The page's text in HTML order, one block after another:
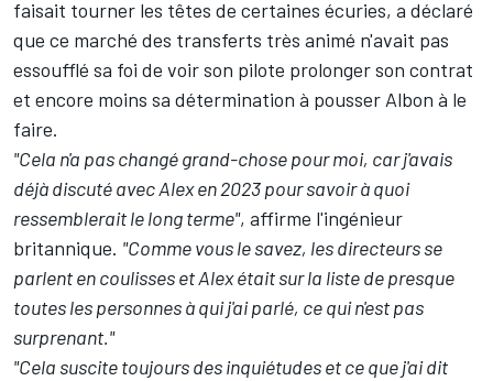
faisait tourner les têtes de certaines écuries, a déclaré
que ce marché des transferts très animé n'avait pas
essoufflé sa foi de voir son pilote prolonger son contrat
et encore moins sa détermination à pousser Albon à le
faire.
"Cela n'a pas changé grand-chose pour moi, car j'avais
déjà discuté avec Alex en 2023 pour savoir à quoi
ressemblerait le long terme", affirme l'ingénieur
britannique. "Comme vous le savez, les directeurs se
parlent en coulisses et Alex était sur la liste de presque
toutes les personnes à qui j'ai parlé, ce qui n'est pas
surprenant."
"Cela suscite toujours des inquiétudes et ce que j'ai dit